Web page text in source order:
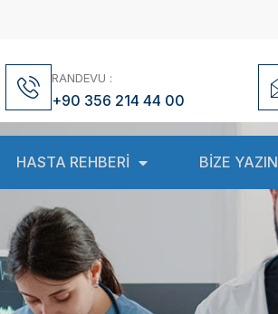
RANDEVU :
+90 356 214 44 00
HASTA REHBERİ BİZE YAZIN